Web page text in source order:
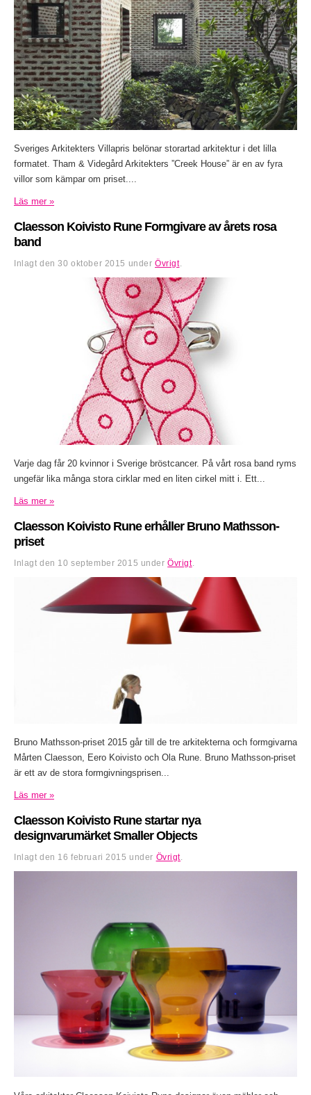
Sveriges Arkitekters Villapris belönar storartad arkitektur i det lilla
formatet. Tham & Videgård Arkitekters ”Creek House” är en av fyra
villor som kämpar om priset....
Läs mer »
Claesson Koivisto Rune Formgivare av årets rosa
band
Inlagt den30 oktober 2015 underÖvrigt.
Varje dag får 20 kvinnor i Sverige bröstcancer. På vårt rosa band ryms
ungefär lika många stora cirklar med en liten cirkel mitt i. Ett...
Läs mer »
Claesson Koivisto Rune erhåller Bruno Mathsson-
priset
Inlagt den 10 september 2015 underÖvrigt.
Bruno Mathsson-priset 2015 går till de tre arkitekterna och formgivarna
Mårten Claesson, Eero Koivisto och Ola Rune. Bruno Mathsson-priset
är ett av de stora formgivningsprisen...
Läs mer »
Claesson Koivisto Rune startar nya
designvarumärket Smaller Objects
Inlagt den 16 februari 2015 under Övrigt